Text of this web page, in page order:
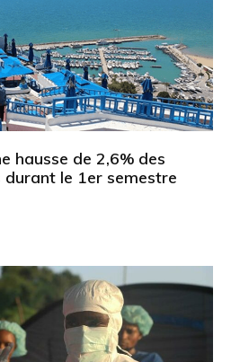
hausse de 2,6% des
le 1er semestre